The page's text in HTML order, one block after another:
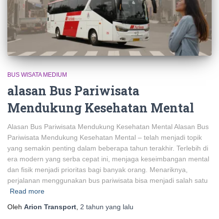
BUS WISATA MEDIUM
alasan Bus Pariwisata
Mendukung Kesehatan Mental
Alasan Bus Pariwisata Mendukung Kesehatan Mental Alasan Bus
Pariwisata Mendukung Kesehatan Mental – telah menjadi topik
yang semakin penting dalam beberapa tahun terakhir. Terlebih di
era modern yang serba cepat ini, menjaga keseimbangan mental
dan fisik menjadi prioritas bagi banyak orang. Menariknya,
perjalanan menggunakan bus pariwisata bisa menjadi salah satu
Read more
Oleh Arion Transport 2 tahun yang lalu